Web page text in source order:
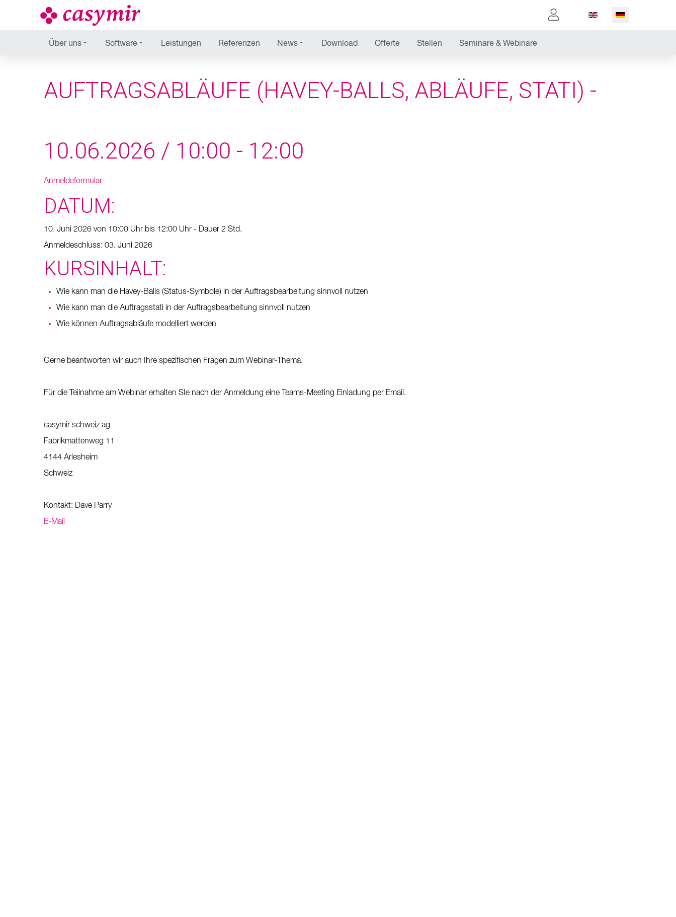
Sprache auswählen
Über uns Software Leistungen Referenzen News Download Offerte Stellen Seminare & Webinare
AUFTRAGSABLÄUFE (HAVEY-BALLS, ABLÄUFE, STATI) -
10.06.2026 / 10:00 - 12:00
Anmeldeformular
DATUM:
10. Juni 2026 von 10:00 Uhr bis 12:00 Uhr - Dauer 2 Std.
Anmeldeschluss: 03. Juni 2026
KURSINHALT:
Wie kann man die Havey-Balls (Status-Symbole) in der Auftragsbearbeitung sinnvoll nutzen
Wie kann man die Auftragsstati in der Auftragsbearbeitung sinnvoll nutzen
Wie können Auftragsabläufe modelliert werden
Gerne beantworten wir auch Ihre spezifischen Fragen zum Webinar-Thema.
Für die Teilnahme am Webinar erhalten SIe nach der Anmeldung eine Teams-Meeting Einladung per Email.
casymir schweiz ag
Fabrikmattenweg 11
4144 Arlesheim
Schweiz
Kontakt: Dave Parry
E-Mail